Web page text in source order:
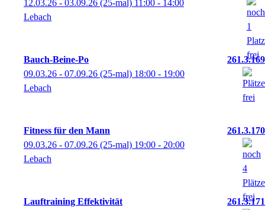
12.03.26 - 03.09.26 (25-mal) 11:00 - 14:00
Lebach
Bauch-Beine-Po
261.3.169
09.03.26 - 07.09.26 (25-mal) 18:00 - 19:00
Lebach
Fitness für den Mann
261.3.170
09.03.26 - 07.09.26 (25-mal) 19:00 - 20:00
Lebach
Lauftraining Effektivität
261.3.171